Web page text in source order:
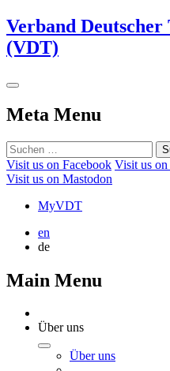
Verband Deutscher
(VDT)
Meta Menu
Visit us on Facebook Visit us
Visit us on Mastodon
MyVDT
en
de
Main Menu
Über uns
Über uns